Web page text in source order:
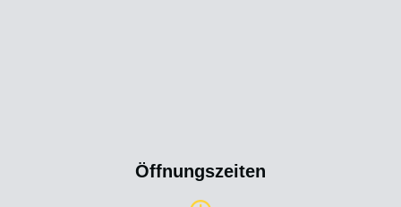
Öffnungszeiten